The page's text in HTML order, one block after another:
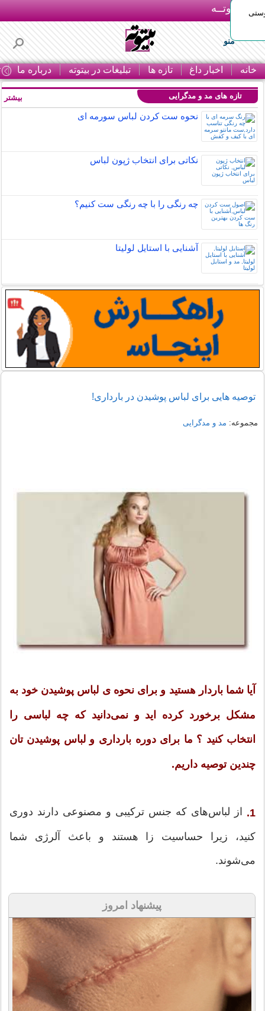
بـیتوتــه
منو
خانه اخبار داغ تازه ها تبلیغات در بیتوته درباره ما
تازه های مد و مدگرایی
نحوه ست کردن لباس سورمه ای
نکاتی برای انتخاب ژپون لباس
چه رنگی را با چه رنگی ست کنیم؟
آشنایی با استایل لولیتا
بیشتر
توصیه هایی برای لباس پوشیدن در بارداری!
مجموعه: مد و مدگرایی
آیا شما باردار هستید و برای نحوه ی لباس پوشیدن خود به
مشکل برخورد کرده اید و نمی‌دانید که چه لباسی را
انتخاب کنید ؟ ما برای دوره بارداری و لباس پوشیدن تان
چندین توصیه داریم.
1. از لباس‌های که جنس ترکیبی و مصنوعی دارند دوری
کنید، زیرا حساسیت زا هستند و باعث آلرژی شما
می‌شوند.
پیشنهاد امروز